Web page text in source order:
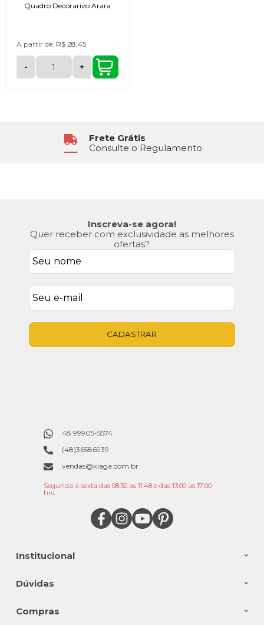
Quadro Decorarivo Arara
A partir de: R$ 28,45
- +
Frete Grátis
Consulte o Regulamento
Inscreva-se agora!
Quer receber com exclusividade as melhores
ofertas?
CADASTRAR
Institucional
Dúvidas
Compras
48 99905-5574
(48)36586939
vendas@kiaga.com.br
Segunda a sexta das 08:30 as 11:48 e das 13:00 as 17:00
hrs.